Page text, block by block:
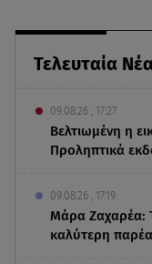
Τελευταία
09.08.26 , 17:27
Βελτιωμένη η
Προληπτικά
09.08.26 , 17:19
Μάρα Ζαχαρέα:
καλύτερη